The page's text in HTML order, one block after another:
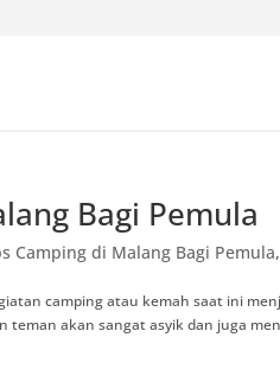
Bagi Pemula
Camping di Malang Bagi Pemula,
camping atau kemah saat ini
teman akan sangat asyik dan juga